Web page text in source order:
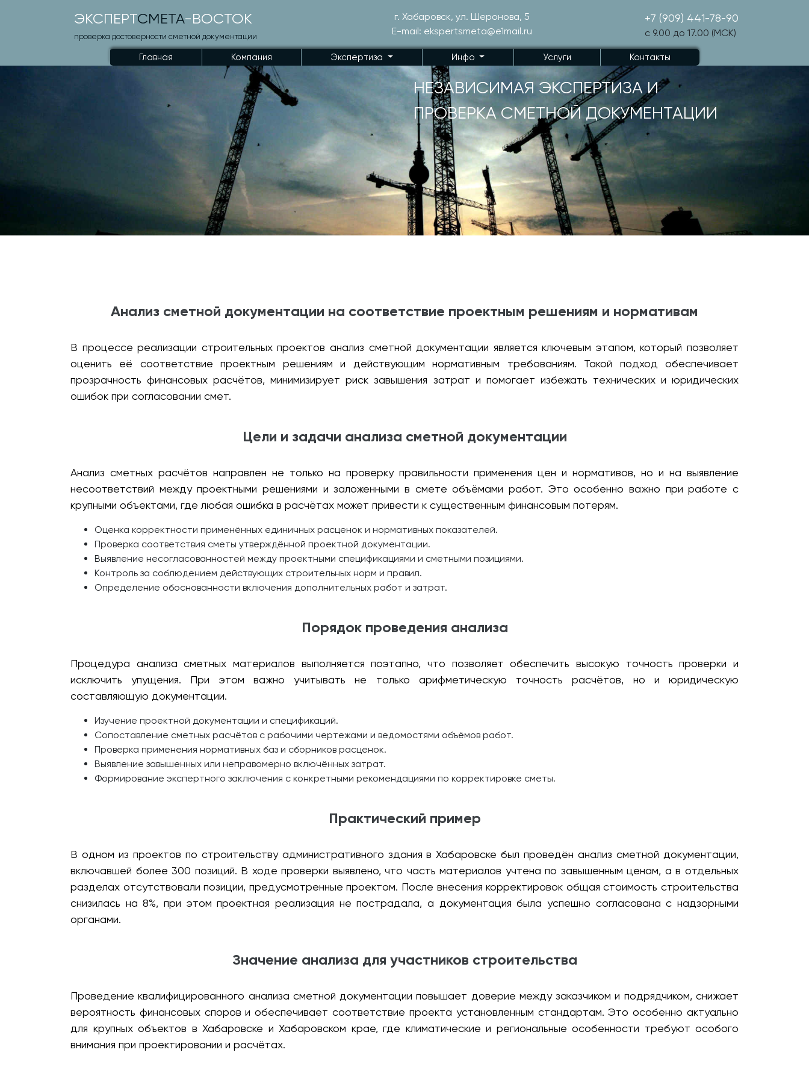
ЭКСПЕРТСМЕТА-ВОСТОК
проверка достоверности сметной документации
г. Хабаровск, ул. Шеронова, 5
E-mail: ekspertsmeta@e1mail.ru
+7 (909) 441-78-90
с 9.00 до 17.00 (МСК)
Главная Компания Экспертиза Инфо Услуги Контакты
НЕЗАВИСИМАЯ ЭКСПЕРТИЗА И
ПРОВЕРКА СМЕТНОЙ ДОКУМЕНТАЦИИ
Анализ сметной документации на соответствие проектным решениям и нормативам
В процессе реализации строительных проектов анализ сметной документации является ключевым этапом, который позволяет
оценить её соответствие проектным решениям и действующим нормативным требованиям. Такой подход обеспечивает
прозрачность финансовых расчётов, минимизирует риск завышения затрат и помогает избежать технических и юридических
ошибок при согласовании смет.
Цели и задачи анализа сметной документации
Анализ сметных расчётов направлен не только на проверку правильности применения цен и нормативов, но и на выявление
несоответствий между проектными решениями и заложенными в смете объёмами работ. Это особенно важно при работе с
крупными объектами, где любая ошибка в расчётах может привести к существенным финансовым потерям.
Оценка корректности применённых единичных расценок и нормативных показателей.
Проверка соответствия сметы утверждённой проектной документации.
Выявление несогласованностей между проектными спецификациями и сметными позициями.
Контроль за соблюдением действующих строительных норм и правил.
Определение обоснованности включения дополнительных работ и затрат.
Порядок проведения анализа
Процедура анализа сметных материалов выполняется поэтапно, что позволяет обеспечить высокую точность проверки и
исключить упущения. При этом важно учитывать не только арифметическую точность расчётов, но и юридическую
составляющую документации.
Изучение проектной документации и спецификаций.
Сопоставление сметных расчётов с рабочими чертежами и ведомостями объёмов работ.
Проверка применения нормативных баз и сборников расценок.
Выявление завышенных или неправомерно включённых затрат.
Формирование экспертного заключения с конкретными рекомендациями по корректировке сметы.
Практический пример
В одном из проектов по строительству административного здания в Хабаровске был проведён анализ сметной документации,
включавшей более 300 позиций. В ходе проверки выявлено, что часть материалов учтена по завышенным ценам, а в отдельных
разделах отсутствовали позиции, предусмотренные проектом. После внесения корректировок общая стоимость строительства
снизилась на 8%, при этом проектная реализация не пострадала, а документация была успешно согласована с надзорными
органами.
Значение анализа для участников строительства
Проведение квалифицированного анализа сметной документации повышает доверие между заказчиком и подрядчиком, снижает
вероятность финансовых споров и обеспечивает соответствие проекта установленным стандартам. Это особенно актуально
для крупных объектов в Хабаровске и Хабаровском крае, где климатические и региональные особенности требуют особого
внимания при проектировании и расчётах.